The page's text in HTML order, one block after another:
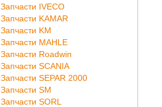
Запчасти IVECO
Запчасти KAMAR
Запчасти KM
Запчасти MAHLE
Запчасти Roadwin
Запчасти SCANIA
Запчасти SEPAR 2000
Запчасти SM
Запчасти SORL